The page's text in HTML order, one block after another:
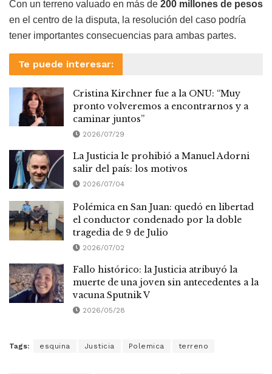
Con un terreno valuado en más de 200 millones de pesos
en el centro de la disputa, la resolución del caso podría
tener importantes consecuencias para ambas partes.
Te puede interesar:
Cristina Kirchner fue a la ONU: “Muy
pronto volveremos a encontrarnos y a
caminar juntos”
2026/07/29
La Justicia le prohibió a Manuel Adorni
salir del país: los motivos
2026/07/04
Polémica en San Juan: quedó en libertad
el conductor condenado por la doble
tragedia de 9 de Julio
2026/07/02
Fallo histórico: la Justicia atribuyó la
muerte de una joven sin antecedentes a la
vacuna Sputnik V
2026/05/28
Tags: esquina Justicia Polemica terreno